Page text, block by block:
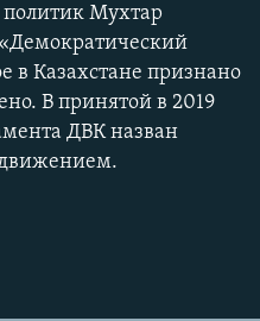
Мухтар
в Казахстане признано
В принятой в 2019
ДВК назван